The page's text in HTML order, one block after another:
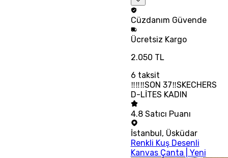
Cüzdanım Güvende
Ücretsiz Kargo
2.050 TL
6 taksit
‼‼‼SON 37‼SKECHERS
D-LİTES KADIN
4.8 Satıcı Puanı
İstanbul, Üsküdar
Renkli Kuş Desenli
Kanvas Çanta | Yeni